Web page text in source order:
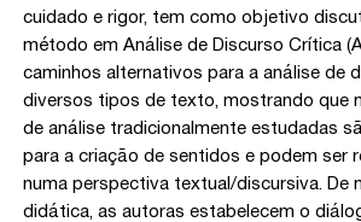
cuidado e rigor, tem como objetivo
método em Análise de Discurso Crítica
caminhos alternativos para a análise de
diversos tipos de texto, mostrando que
de análise tradicionalmente estudadas
para a criação de sentidos e podem ser
numa perspectiva textual/discursiva. De
didática, as autoras estabelecem o